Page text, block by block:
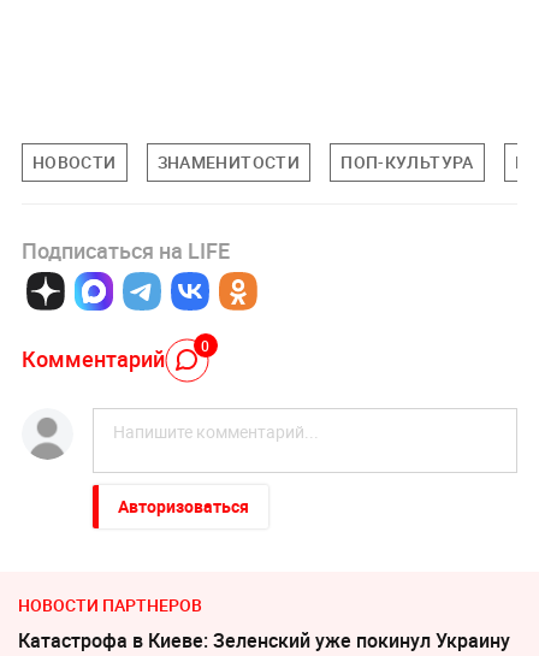
НОВОСТИ ЗНАМЕНИТОСТИ ПОП-КУЛЬТУРА
Подписаться на LIFE
Комментарий 0
Авторизоваться
НОВОСТИ ПАРТНЕРОВ
Катастрофа в Киеве: Зеленский уже покинул Украину